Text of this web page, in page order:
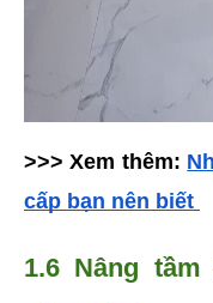
>>> Xem thêm:
cấp bạn nên biết
1.6 Nâng